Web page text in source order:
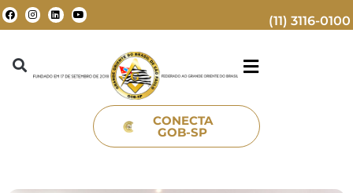
(11) 3116-0100
CONECTA
GOB-SP